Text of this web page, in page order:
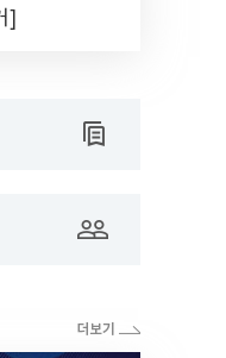
]